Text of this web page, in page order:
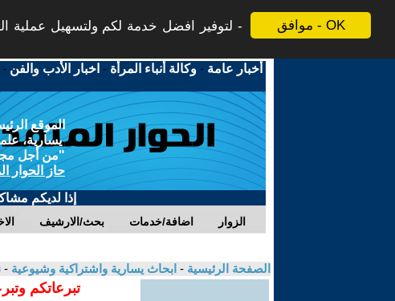
موافق - OK
لتوفير افضل خدمة لكم ولتسهيل عملية
أخبار عامة -وكالة أنباء المرأة - اخبار الأدب والفن
الموقع
يسارية،
"من أجل
حاز الحوار
إذا لديكم
بحث/الارشيف اضافة/خدمات الزوار
الصفحة الرئيسية - ابحاث يسارية واشتراكية وشيوعية -
تبرعاتكم